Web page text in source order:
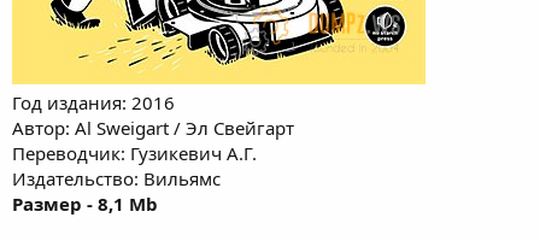
Год издания: 2016
Автор: Al Sweigart / Эл Свейгарт
Переводчик: Гузикевич А.Г.
Издательство: Вильямс
Размер - 8,1 Mb